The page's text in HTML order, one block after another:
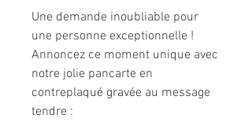
Une demande inoubliable pour
une personne exceptionnelle !
Annoncez ce moment unique avec
notre jolie pancarte en
contreplaqué gravée au message
tendre :